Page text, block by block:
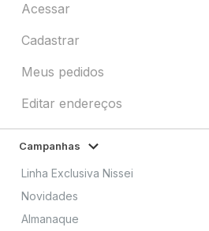
Acessar
Cadastrar
Meus pedidos
Editar endereços
Campanhas
Linha Exclusiva Nissei
Novidades
Almanaque